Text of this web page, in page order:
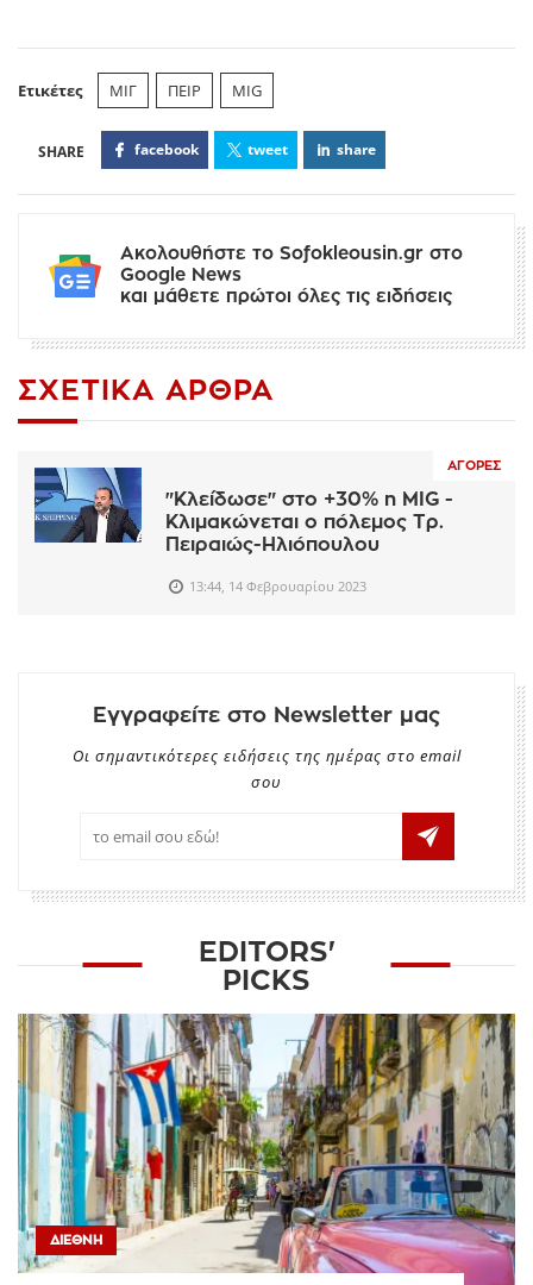
Ετικέτες ΜΙΓ ΠΕΙΡ MIG
facebook tweet share
Ακολουθήστε το Sofokleousin.gr στο
Google News
και μάθετε πρώτοι όλες τις ειδήσεις
ΣΧΕΤΙΚΆ ΆΡΘΡΑ
ΑΓΟΡΈΣ
"Κλείδωσε" στο +30% η MIG -
Κλιμακώνεται ο πόλεμος Τρ.
Πειραιώς-Ηλιόπουλου
13:44, 14 Φεβρουαρίου 2023
Εγγραφείτε στο Newsletter μας
Οι σημαντικότερες ειδήσεις της ημέρας στο email
σου
EDITORS'
PICKS
ΔΙΕΘΝΉ